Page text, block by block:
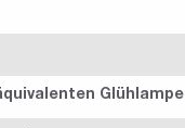
Glühlampe